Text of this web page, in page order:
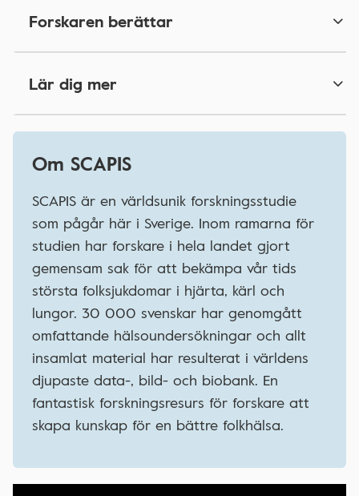
Forskaren berättar
Lär dig mer
Om SCAPIS
SCAPIS är en världsunik forskningsstudie
som pågår här i Sverige. Inom ramarna för
studien har forskare i hela landet gjort
gemensam sak för att bekämpa vår tids
största folksjukdomar i hjärta, kärl och
lungor. 30 000 svenskar har genomgått
omfattande hälsoundersökningar och allt
insamlat material har resulterat i världens
djupaste data-, bild- och biobank. En
fantastisk forskningsresurs för forskare att
skapa kunskap för en bättre folkhälsa.